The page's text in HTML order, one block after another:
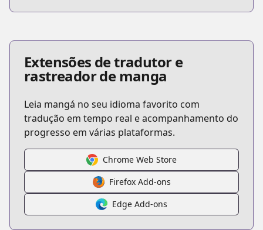
Extensões de tradutor e
rastreador de manga
Leia mangá no seu idioma favorito com
tradução em tempo real e acompanhamento do
progresso em várias plataformas.
Chrome Web Store
Firefox Add-ons
Edge Add-ons